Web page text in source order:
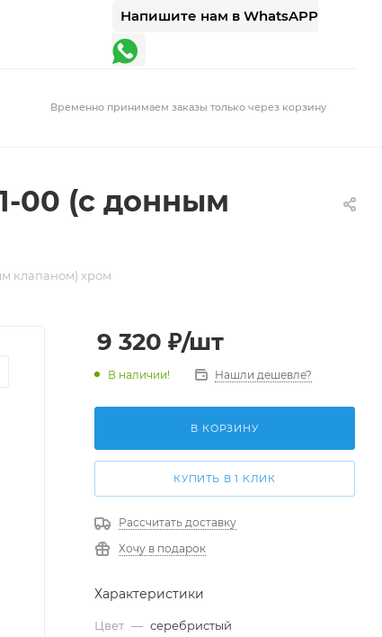
Напишите нам в WhatsAPP
Временно принимаем заказы только через корзину
00 (с донным
клапаном) хром
9 320 ₽/шт
В наличии! Нашли дешевле?
В КОРЗИНУ
КУПИТЬ В 1 КЛИК
Рассчитать доставку
Хочу в подарок
Характеристики
Цвет — серебристый